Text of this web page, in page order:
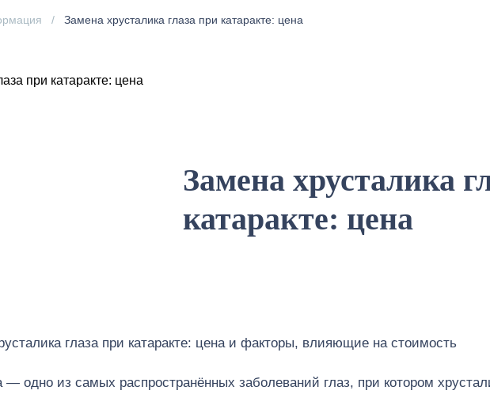
/ Замена хрусталика глаза при катаракте: цена
Замена хрусталика
катаракте: цена
глаза при катаракте: цена и факторы, влияющие на стоимость
— одно из самых распространённых заболеваний глаз, при котором